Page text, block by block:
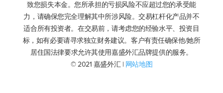
致您损失本金。您所承担的亏损风险不应超过您的承受能
力，请确保您完全理解其中所涉风险。交易杠杆化产品并不
适合所有投资者。在交易前，请考虑您的经验水平、投资目
标，如有必要请寻求独立财务建议。客户有责任确保他/她所
居住国法律要求允许其使用嘉盛外汇品牌提供的服务。
© 2021 嘉盛外汇 | 网站地图